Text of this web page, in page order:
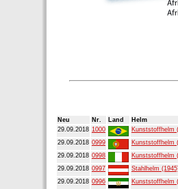
Neu Nr. Land
Helm
29.09.2018 1000
Kunststoffhelm
29.09.2018 0999
Kunststoffhelm
29.09.2018 0998
Kunststoffhelm
29.09.2018 0997
Stahlhelm
29.09.2018 0996
Kunststoffhelm